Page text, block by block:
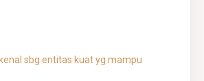
sbg entitas kuat yg mampu